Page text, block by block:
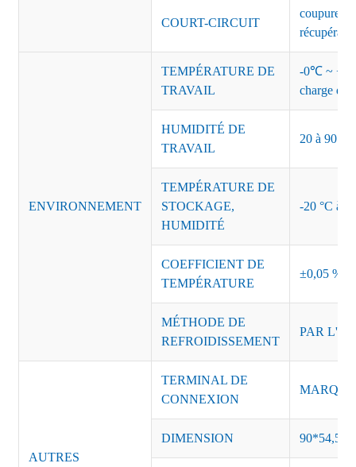
COURT-CIRCUIT
coupure
ENVIRONNEMENT
TEMPÉRATURE DE
TRAVAIL
-0℃ ~
charge de
HUMIDITÉ DE
TRAVAIL
20 à 90 %
TEMPÉRATURE DE
STOCKAGE,
HUMIDITÉ
-20 °C à
COEFFICIENT DE
TEMPÉRATURE
±0,05 %/
MÉTHODE DE
REFROIDISSEMENT
PAR
AUTRES
TERMINAL DE
CONNEXION
DIMENSION